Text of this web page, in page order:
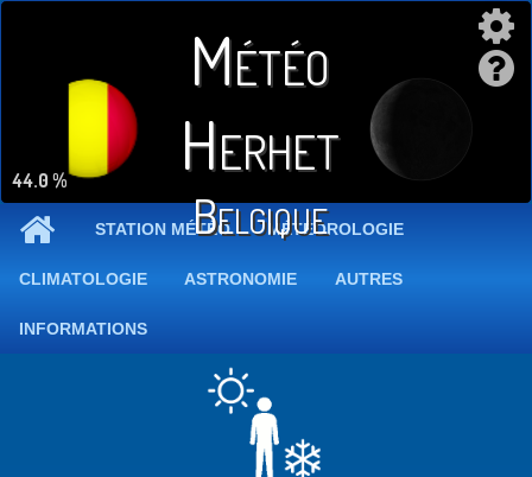
44.0 %
Météo
Herhet
Belgique
STATION MÉTÉO MÉTÉOROLOGIE
CLIMATOLOGIE ASTRONOMIE AUTRES
INFORMATIONS